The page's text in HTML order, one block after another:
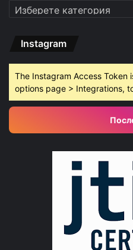
Категории
Instagram
The Instagram Access Token
options page > Integrations,